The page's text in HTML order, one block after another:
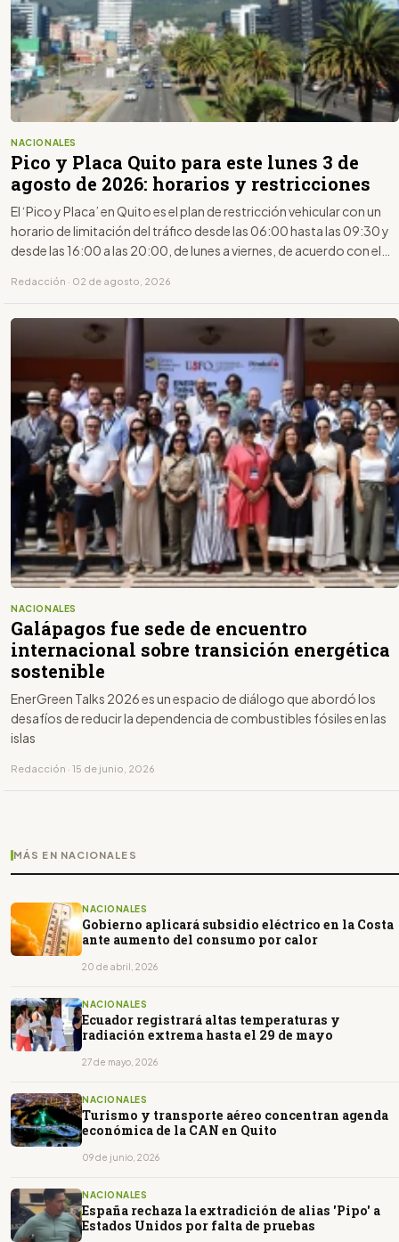
NACIONALES
Pico y Placa Quito para este lunes 3 de
agosto de 2026: horarios y restricciones
El ‘Pico y Placa’ en Quito es el plan de restricción vehicular con un
horario de limitación del tráfico desde las 06:00 hasta las 09:30 y
desde las 16:00 a las 20:00, de lunes a viernes, de acuerdo con el
Redacción · 02 de agosto, 2026
NACIONALES
Galápagos fue sede de encuentro
internacional sobre transición energética
sostenible
EnerGreen Talks 2026 es un espacio de diálogo que abordó los
desafíos de reducir la dependencia de combustibles fósiles en las
islas
Redacción · 15 de junio, 2026
MÁS EN NACIONALES
NACIONALES
Gobierno aplicará subsidio eléctrico en la Costa
ante aumento del consumo por calor
20 de abril, 2026
NACIONALES
Ecuador registrará altas temperaturas y
radiación extrema hasta el 29 de mayo
27 de mayo, 2026
NACIONALES
Turismo y transporte aéreo concentran agenda
económica de la CAN en Quito
09 de junio, 2026
NACIONALES
España rechaza la extradición de alias 'Pipo' a
Estados Unidos por falta de pruebas